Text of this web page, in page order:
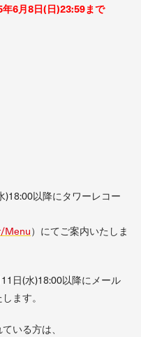
6月8日(日)23:59まで
以降にタワーレコー
Menu）にてご案内いたしま
日(水)18:00以降にメール
ます。
いる方は、